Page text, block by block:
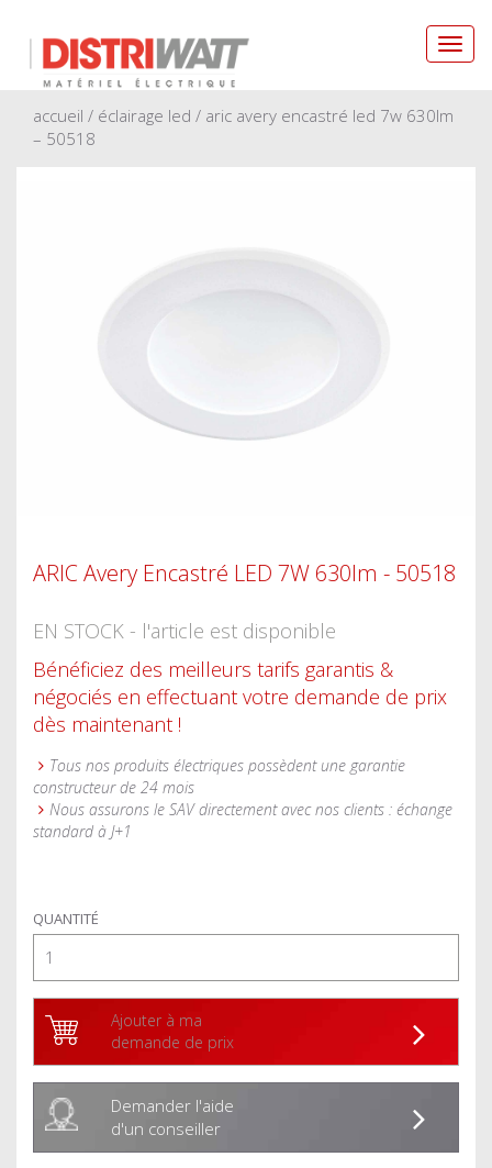
accueil / éclairage led / aric avery encastré led 7w 630lm
– 50518
ARIC Avery Encastré LED 7W 630lm - 50518
EN STOCK - l'article est disponible
Bénéficiez des meilleurs tarifs garantis &
négociés en effectuant votre demande de prix
dès maintenant !
Tous nos produits électriques possèdent une garantie
constructeur de 24 mois
Nous assurons le SAV directement avec nos clients : échange
standard à J+1
QUANTITÉ
Ajouter à ma
demande de prix
Demander l'aide
d'un conseiller